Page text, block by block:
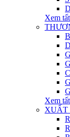
Xem
Xem
XUẤT